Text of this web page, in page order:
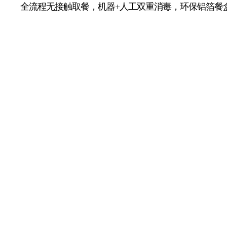
全流程无接触取餐，机器+人工双重消毒，环保铝箔餐